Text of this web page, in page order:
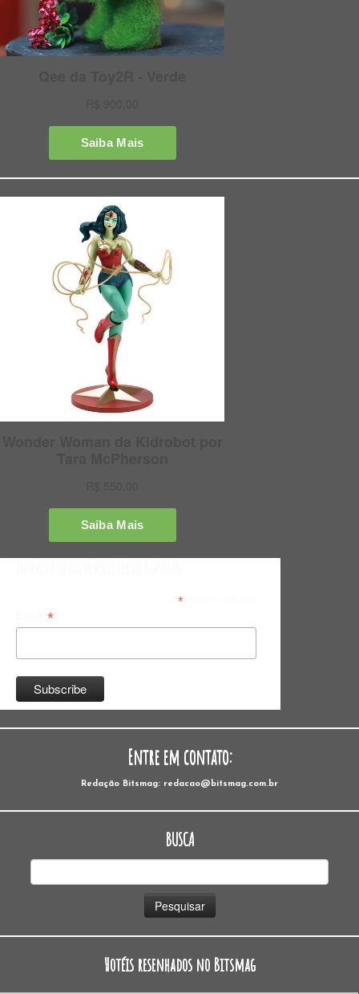
*indicates required
*
Entre em contato:
Redação Bitsmag: redacao@bitsmag.com.br
BUSCA
Hotéis resenhados no Bitsmag